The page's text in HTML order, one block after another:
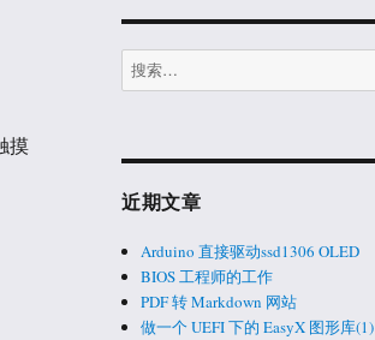
摸
搜
索：
近期文章
Arduino 直接驱动ssd1306 OLED
BIOS 工程师的工作
PDF 转 Markdown 网站
做一个 UEFI 下的 EasyX 图形库(1)